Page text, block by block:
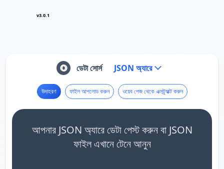
v3.0.1
ডেটা সোর্স JSON অ্যারে
উদাহরণ ফাইল আপলোড করুন ওয়েব পেজ থেকে এক্সট্র্যাক্ট করুন
আপনার JSON অ্যারে ডেটা পেস্ট করুন বা JSON
ফাইল এখানে টেনে আনুন